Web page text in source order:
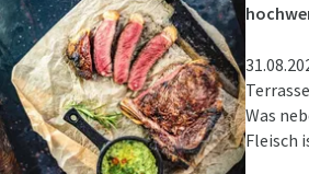
Was
Fleisch